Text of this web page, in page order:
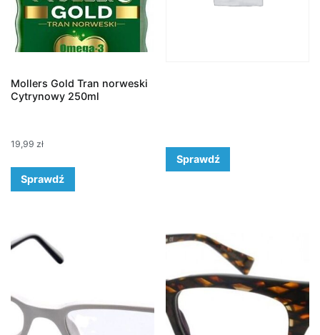
Mollers Gold Tran norweski
Cytrynowy 250ml
19,99 zł
Sprawdź
Sprawdź